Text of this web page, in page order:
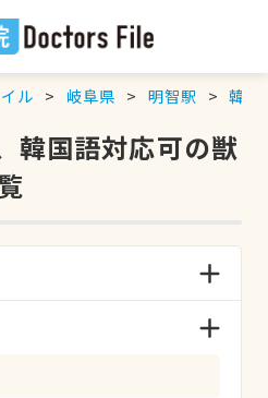
ル 岐阜県 明智駅 韓国
韓国語対応可の獣